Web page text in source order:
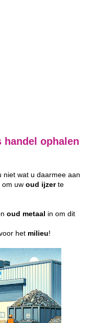
handel ophalen
niet wat u daarmee aan
om uw oud ijzerte
oud metaal in om dit
het milieu!